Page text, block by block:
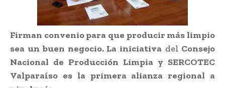
Firman convenio para que producir más limpio
sea un buen negocio. La iniciativa del Consejo
Nacional de Producción Limpia y SERCOTEC
Valparaíso es la primera alianza regional a